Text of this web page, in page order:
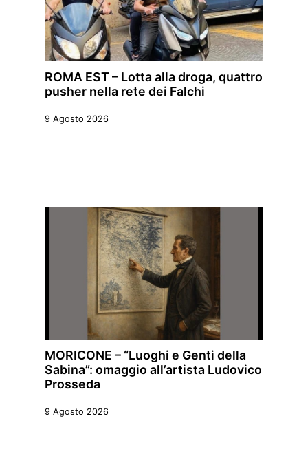
ROMA EST – Lotta alla droga, quattro
pusher nella rete dei Falchi
9 Agosto 2026
MORICONE – “Luoghi e Genti della
Sabina”: omaggio all’artista Ludovico
Prosseda
9 Agosto 2026